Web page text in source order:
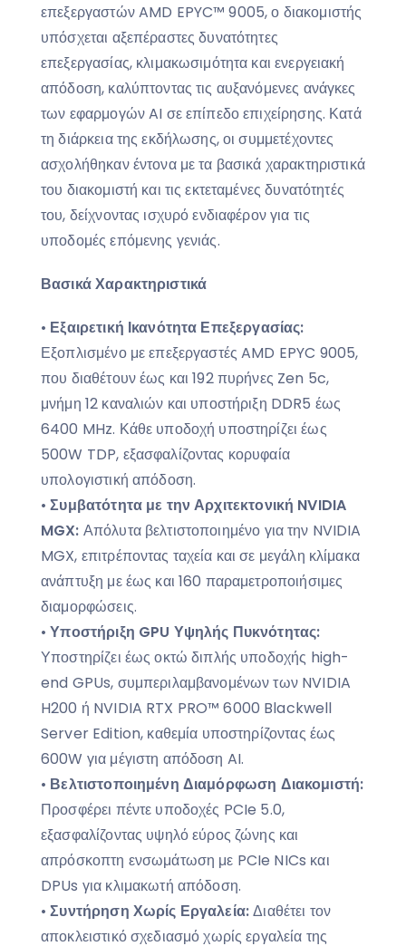
επεξεργαστών AMD EPYC™ 9005, ο διακομιστής
υπόσχεται αξεπέραστες δυνατότητες
επεξεργασίας, κλιμακωσιμότητα και ενεργειακή
απόδοση, καλύπτοντας τις αυξανόμενες ανάγκες
των εφαρμογών AI σε επίπεδο επιχείρησης. Κατά
τη διάρκεια της εκδήλωσης, οι συμμετέχοντες
ασχολήθηκαν έντονα με τα βασικά χαρακτηριστικά
του διακομιστή και τις εκτεταμένες δυνατότητές
του, δείχνοντας ισχυρό ενδιαφέρον για τις
υποδομές επόμενης γενιάς.
Βασικά Χαρακτηριστικά
• Εξαιρετική Ικανότητα Επεξεργασίας:
Εξοπλισμένο με επεξεργαστές AMD EPYC 9005,
που διαθέτουν έως και 192 πυρήνες Zen 5c,
μνήμη 12 καναλιών και υποστήριξη DDR5 έως
6400 MHz. Κάθε υποδοχή υποστηρίζει έως
500W TDP, εξασφαλίζοντας κορυφαία
υπολογιστική απόδοση.
•Συμβατότητα με την Αρχιτεκτονική NVIDIA
MGX: Απόλυτα βελτιστοποιημένο για την NVIDIA
MGX, επιτρέποντας ταχεία και σε μεγάλη κλίμακα
ανάπτυξη με έως και 160 παραμετροποιήσιμες
διαμορφώσεις.
•Υποστήριξη GPU Υψηλής Πυκνότητας:
Υποστηρίζει έως οκτώ διπλής υποδοχής high-
end GPUs, συμπεριλαμβανομένων των NVIDIA
H200 ή NVIDIA RTX PRO™ 6000 Blackwell
Server Edition, καθεμία υποστηρίζοντας έως
600W για μέγιστη απόδοση AI.
• Βελτιστοποιημένη Διαμόρφωση Διακομιστή:
Προσφέρει πέντε υποδοχές PCIe 5.0,
εξασφαλίζοντας υψηλό εύρος ζώνης και
απρόσκοπτη ενσωμάτωση με PCIe NICs και
DPUs για κλιμακωτή απόδοση.
•Συντήρηση Χωρίς Εργαλεία:Διαθέτει τον
αποκλειστικό σχεδιασμό χωρίς εργαλεία της